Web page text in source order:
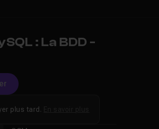
: La BDD -
plus tard.